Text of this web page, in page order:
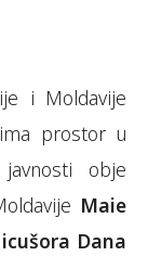
i Moldavije
prostor u
obje
Maie
Dana